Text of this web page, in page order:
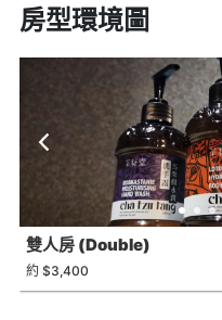
房型環境圖
雙人房 (Double)
約 $3,400